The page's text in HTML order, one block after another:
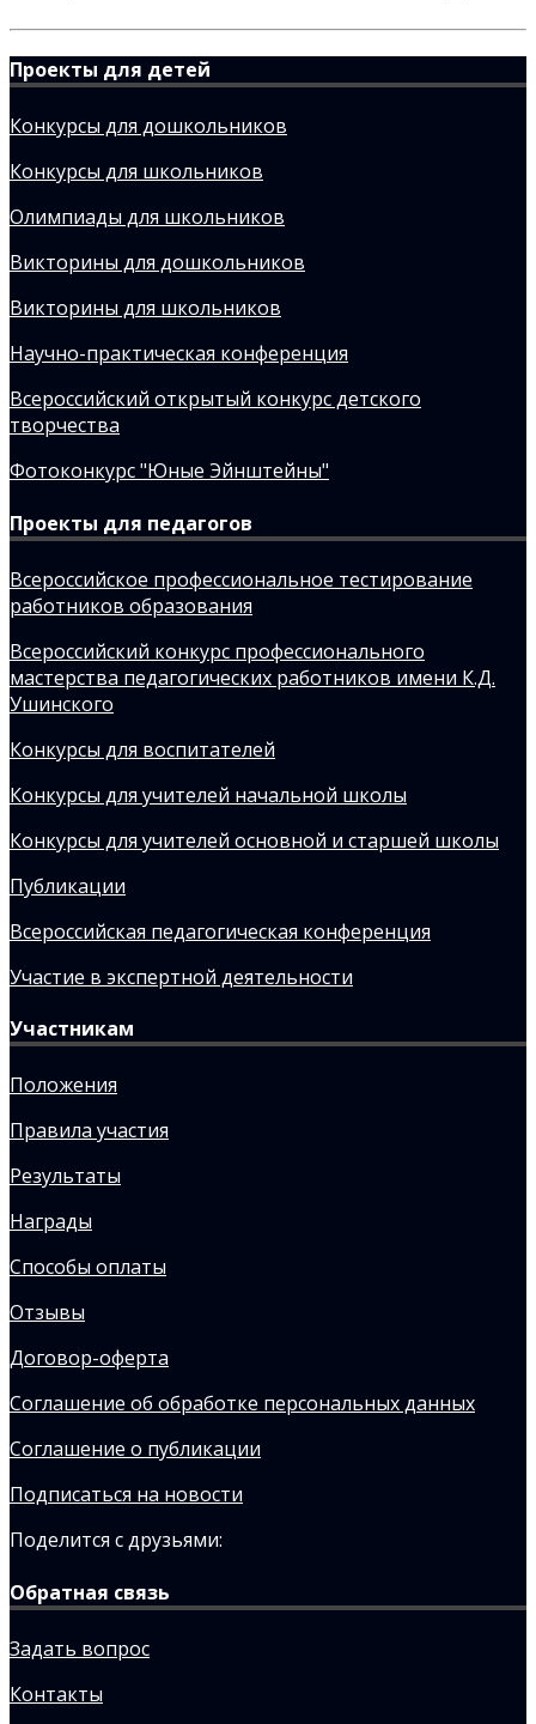
Проекты для детей
Конкурсы для дошкольников
Конкурсы для школьников
Олимпиады для школьников
Викторины для дошкольников
Викторины для школьников
Научно-практическая конференция
Всероссийский открытый конкурс детского
творчества
Фотоконкурс "Юные Эйнштейны"
Проекты для педагогов
Всероссийское профессиональное тестирование
работников образования
Всероссийский конкурс профессионального
мастерства педагогических работников имени К.Д.
Ушинского
Конкурсы для воспитателей
Конкурсы для учителей начальной школы
Конкурсы для учителей основной и старшей школы
Публикации
Всероссийская педагогическая конференция
Участие в экспертной деятельности
Участникам
Положения
Правила участия
Результаты
Награды
Способы оплаты
Отзывы
Договор-оферта
Соглашение об обработке персональных данных
Соглашение о публикации
Подписаться на новости
Поделится с друзьями:
Обратная связь
Задать вопрос
Контакты